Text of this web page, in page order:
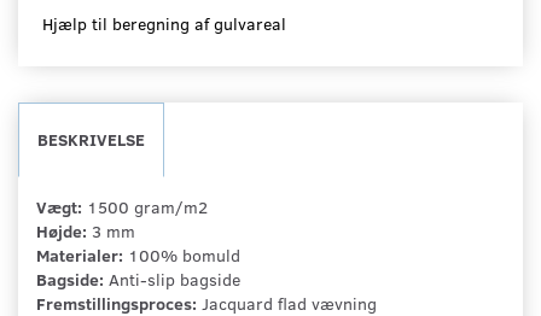
Hjælp til beregning af gulvareal
BESKRIVELSE
Vægt: 1500 gram/m2
Højde: 3 mm
Materialer: 100% bomuld
Bagside: Anti-slip bagside
Fremstillingsproces: Jacquard flad vævning